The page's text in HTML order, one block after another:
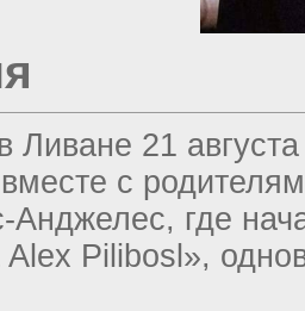
21
вместе с
Анджелес, где
Pilibosl»,